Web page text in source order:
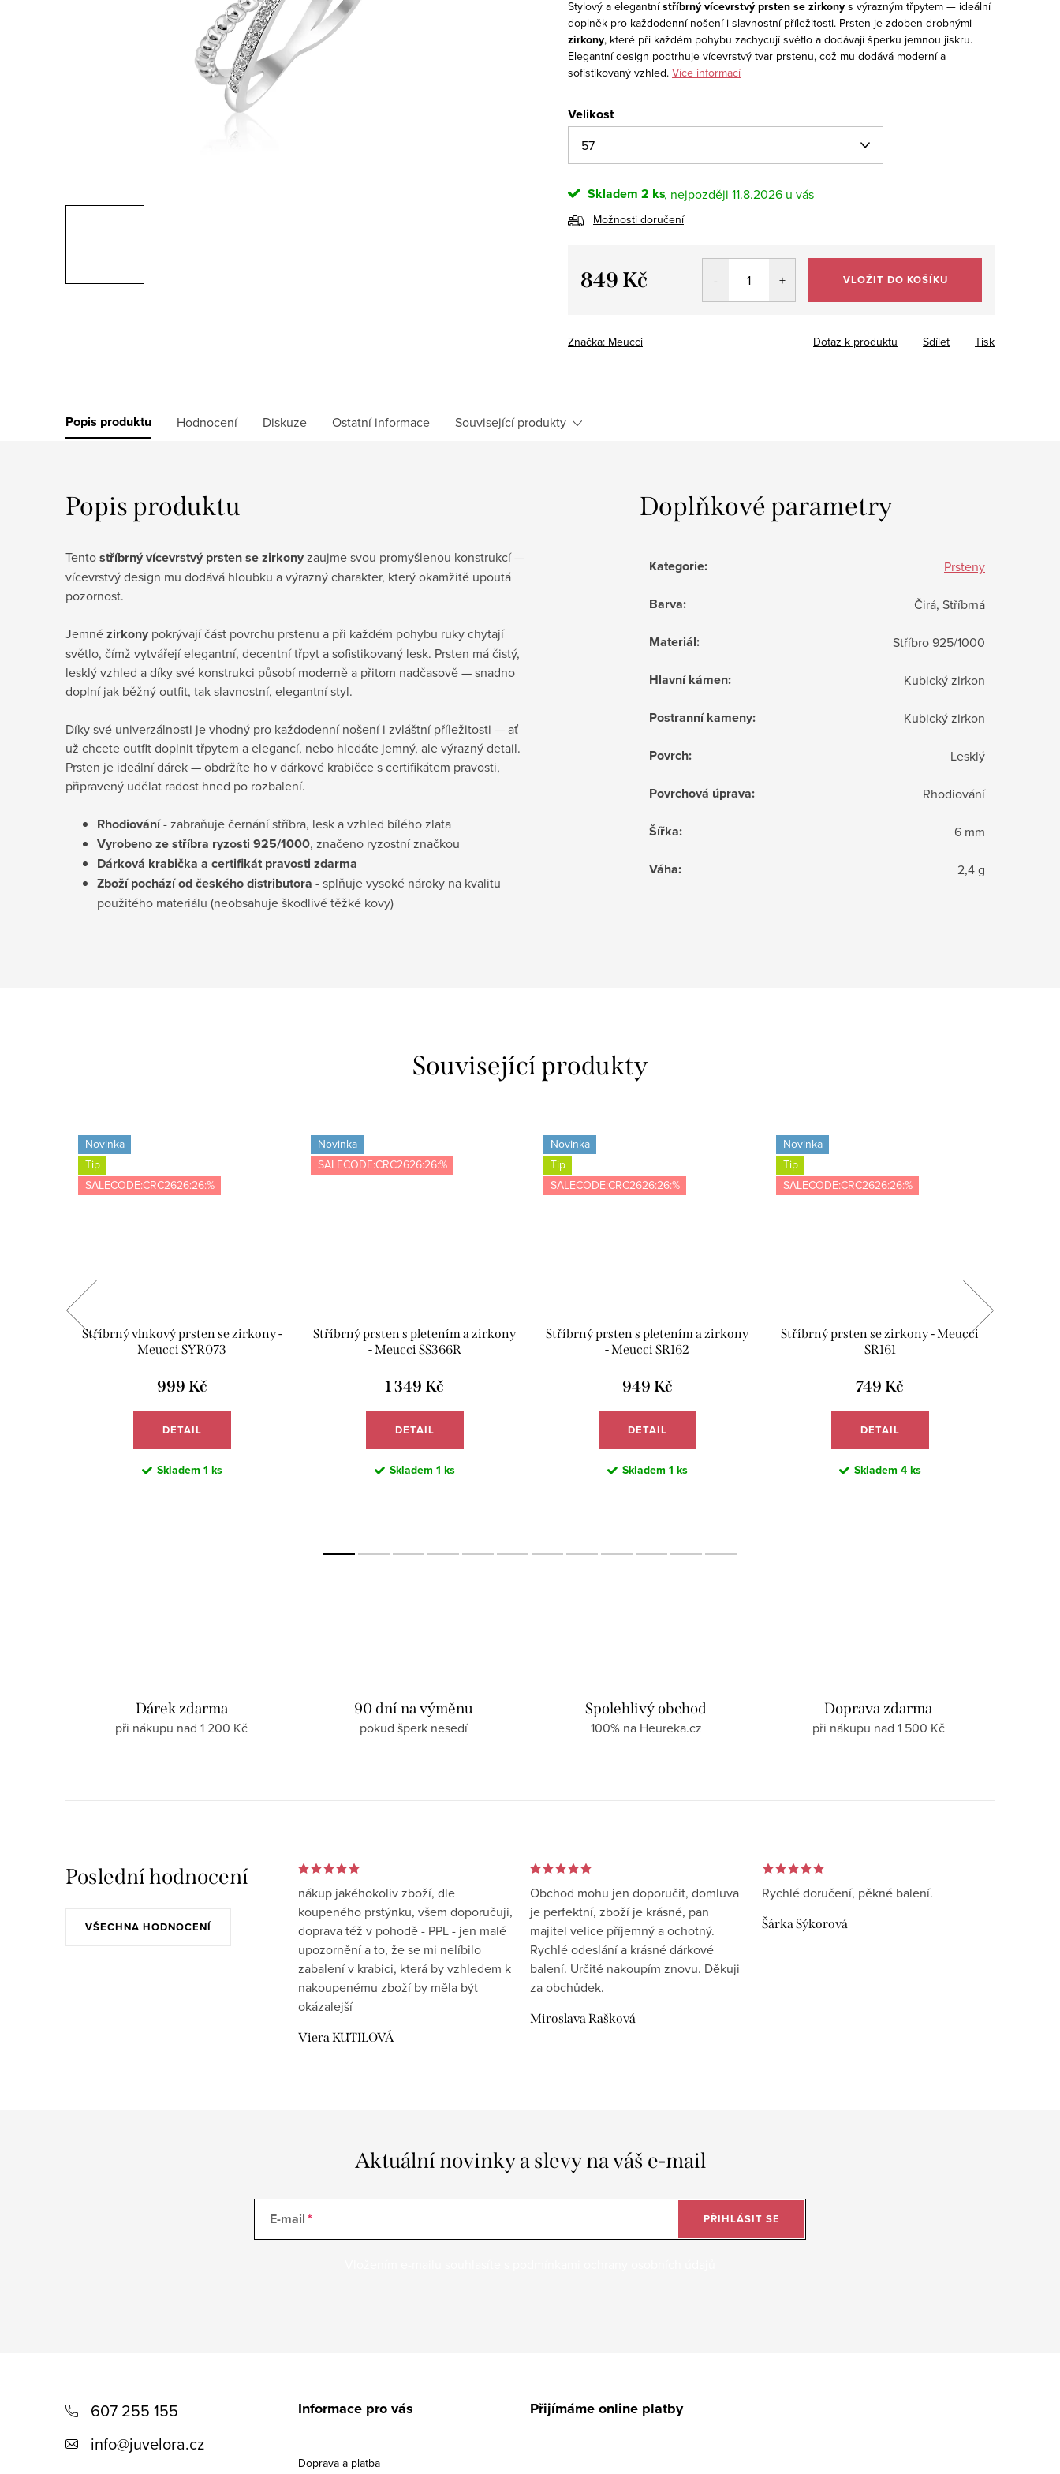
Stylový a elegantnístříbrný vícevrstvý prsten se zirkony s výrazným třpytem — ideální
doplněk pro každodenní nošení i slavnostní příležitosti. Prsten je zdoben drobnými
zirkony, které při každém pohybu zachycují světlo a dodávají šperku jemnou jiskru.
Elegantní design podtrhuje vícevrstvý tvar prstenu, což mu dodává moderní a
sofistikovaný vzhled. Více informací
Velikost
Skladem 2 ks 11.8.2026
Možnosti doručení
849 Kč VLOŽIT DO KOŠÍKU
Značka: Meucci Tisk
Dotaz k produktu Sdílet
Popis produktu Hodnocení Diskuze Ostatní informace Související produkty
Popis produktu
Tentostříbrný vícevrstvý prsten se zirkonyzaujme svou promyšlenou konstrukcí —
vícevrstvý design mu dodává hloubku a výrazný charakter, který okamžitě upoutá
pozornost.
Jemnézirkony pokrývají část povrchu prstenu a při každém pohybu ruky chytají
světlo, čímž vytvářejí elegantní, decentní třpyt a sofistikovaný lesk. Prsten má čistý,
lesklý vzhled a díky své konstrukci působí moderně a přitom nadčasově — snadno
doplní jak běžný outfit, tak slavnostní, elegantní styl.
Díky své univerzálnosti je vhodný pro každodenní nošení i zvláštní příležitosti — ať
už chcete outfit doplnit třpytem a elegancí, nebo hledáte jemný, ale výrazný detail.
Prsten je ideální dárek — obdržíte ho v dárkové krabičce s certifikátem pravosti,
připravený udělat radost hned po rozbalení.
Rhodiování- zabraňuje černání stříbra, lesk a vzhled bílého zlata
Vyrobeno ze stříbra ryzosti 925/1000, značeno ryzostní značkou
Dárková krabička a certifikát pravosti zdarma
Zboží pochází od českého distributora - splňuje vysoké nároky na kvalitu
použitého materiálu (neobsahuje škodlivé těžké kovy)
Doplňkové parametry
Kategorie: Prsteny
Barva: Čirá, Stříbrná
Materiál: Stříbro 925/1000
Hlavní kámen: Kubický zirkon
Postranní kameny: Kubický zirkon
Povrch: Lesklý
Povrchová úprava: Rhodiování
Šířka: 6 mm
Váha: 2,4 g
Související produkty
Novinka
Tip
SALECODE:CRC2626:26:%
Stříbrný vlnkový prsten se zirkony -
Meucci SYR073
999 Kč
DETAIL
Skladem 1 ks
Novinka
SALECODE:CRC2626:26:%
Stříbrný prsten s pletením a zirkony
- Meucci SS366R
1 349 Kč
DETAIL
Skladem 1 ks
Novinka
Tip
SALECODE:CRC2626:26:%
Stříbrný prsten s pletením a zirkony
- Meucci SR162
949 Kč
DETAIL
Skladem 1 ks
Novinka
Tip
SALECODE:CRC2626:26:%
Stříbrný prsten se zirkony - Meucci
SR161
749 Kč
DETAIL
Skladem 4 ks
Dárek zdarma
při nákupu nad 1 200 Kč
90 dní na výměnu
pokud šperk nesedí
Spolehlivý obchod
100% na Heureka.cz
Doprava zdarma
při nákupu nad 1 500 Kč
Poslední hodnocení
VŠECHNA HODNOCENÍ
nákup jakéhokoliv zboží, dle
koupeného prstýnku, všem doporučuji,
doprava též v pohodě - PPL - jen malé
upozornění a to, že se mi nelíbilo
zabalení v krabici, která by vzhledem k
nakoupenému zboží by měla být
okázalejší
Viera KUTILOVÁ
Obchod mohu jen doporučit, domluva
je perfektní, zboží je krásné, pan
majitel velice příjemný a ochotný.
Rychlé odeslání a krásné dárkové
balení. Určitě nakoupím znovu. Děkuji
za obchůdek.
Miroslava Rašková
Rychlé doručení, pěkné balení.
Šárka Sýkorová
Aktuální novinky a slevy na váš e-mail
E-mail PŘIHLÁSIT SE
607 255 155
info@juvelora.cz
Informace pro vás
Doprava a platba
Přijímáme online platby